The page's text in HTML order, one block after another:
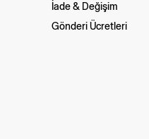
İade & Değişim
Gönderi Ücretleri